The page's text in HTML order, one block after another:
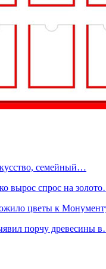
семейный…
вырос спрос на
цветы к
порчу древесины